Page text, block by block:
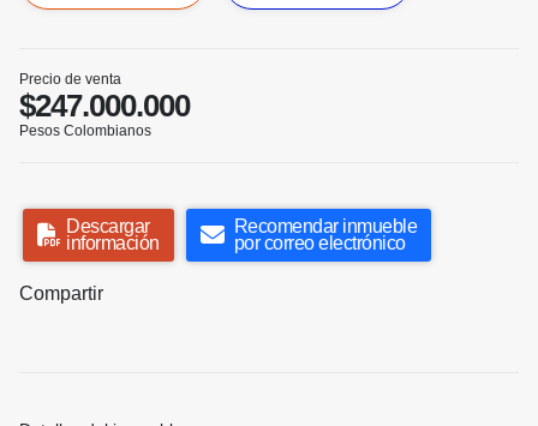
Precio de venta
$247.000.000
Pesos Colombianos
Descargar
información
Recomendar inmueble
por correo electrónico
Compartir